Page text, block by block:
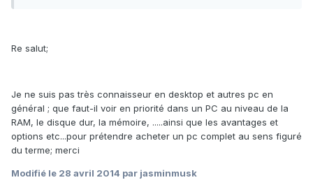
Re salut;
Je ne suis pas très connaisseur en desktop et autres pc en
général ; que faut-il voir en priorité dans un PC au niveau de la
RAM, le disque dur, la mémoire, .....ainsi que les avantages et
options etc...pour prétendre acheter un pc complet au sens figuré
du terme; merci
Modifié le 28 avril 2014 par jasminmusk